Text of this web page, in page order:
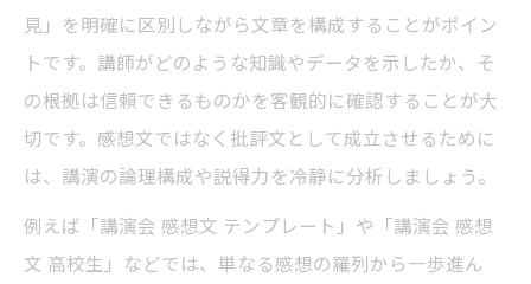
講演感想文お礼表現の注意点と工夫
批評文で誤解を招く言葉の避け方
具体的事例で学ぶ講演文章の構成
講演感想文例文から学ぶ構成ポイント
講演批評の事例を活かした文章展開法
講演会レポート例で理解する構成術
見」を明確に区別しながら文章を構成することがポイン
トです。講師がどのような知識やデータを示したか、そ
の根拠は信頼できるものかを客観的に確認することが大
切です。感想文ではなく批評文として成立させるために
は、講演の論理構成や説得力を冷静に分析しましょう。
例えば「講演会 感想文 テンプレート」や「講演会 感想
文 高校生」などでは、単なる感想の羅列から一歩進ん